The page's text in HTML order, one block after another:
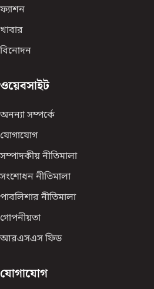
ফ্যাশন
খাবার
বিনোদন
ওয়েবসাইট
অনন্যা সম্পর্কে
যোগাযোগ
সম্পাদকীয় নীতিমালা
সংশোধন নীতিমালা
পাবলিশার নীতিমালা
গোপনীয়তা
আরএসএস ফিড
যোগাযোগ